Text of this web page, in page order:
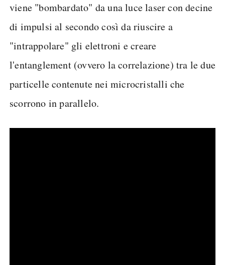
viene "bombardato" da una luce laser con decine
di impulsi al secondo così da riuscire a
"intrappolare" gli elettroni e creare
l'entanglement (ovvero la correlazione) tra le due
particelle contenute nei microcristalli che
scorrono in parallelo.